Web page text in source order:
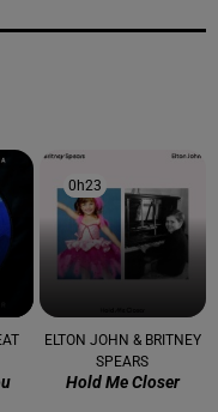
0h23
0h23
ELTON JOHN & BRITNEY
SPEARS
Hold Me Closer